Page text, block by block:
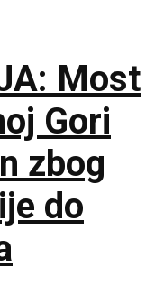
Most
Gori
zbog
do